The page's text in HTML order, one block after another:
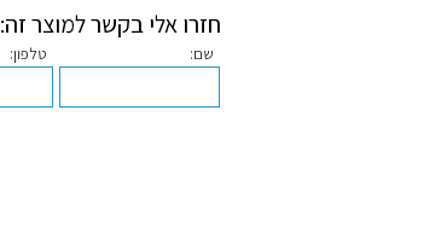
חזרו אלי בקשר למוצר זה:
שם: טלפון: